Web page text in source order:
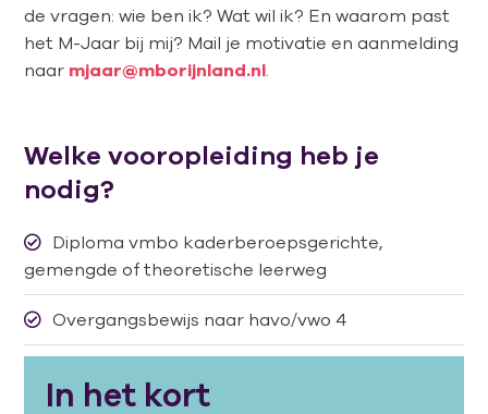
de vragen: wie ben ik? Wat wil ik? En waarom past
het M-Jaar bij mij? Mail je motivatie en aanmelding
naar mjaar@mborijnland.nl
Welke vooropleiding heb je
nodig?
Diploma vmbo kaderberoepsgerichte,
gemengde of theoretische leerweg
Overgangsbewijs naar havo/vwo 4
In het kort